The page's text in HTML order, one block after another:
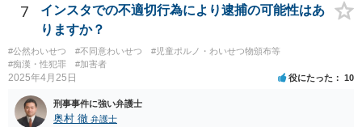
特定多数の者に認識される必要まではありません。 ですので、事実と
して公然わいせつ罪が成立している可能性が高いですし、防犯カメラ
に写っているとすればそれが証拠となるため、なんらかの刑事処分が
なされる可能性はあります。もちろん逮捕されるリスクもございます
が、そこは他に逃亡や罪証隠滅の可能性等も考慮しなければならない
れほど逮捕リスクは高くないのではないかと思います）。
7
インスタでの不適切行為により逮捕の可能性はあ
りますか？
#公然わいせつ #不同意わいせつ
#児童ポルノ・わいせつ物頒布等
#痴漢・性犯罪
#加害者
2025年4月25日 役にたった 10
刑事事件に強い弁護士
奥村 徹 弁護士